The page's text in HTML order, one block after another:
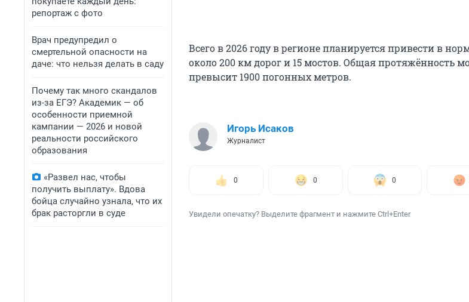
репортаж с фото
Врач предупредил о
смертельной опасности на
даче: что нельзя делать в саду
Почему так много скандалов
из-за ЕГЭ? Академик — об
особенности приемной
кампании — 2026 и новой
реальности российского
образования
«Развел нас, чтобы
получить выплату». Вдова
бойца случайно узнала, что их
брак расторгли в суде
Всего в 2026 году в регионе планируется привести в
около 200 км дорог и 15 мостов. Общая протяжённость
превысит 1900 погонных метров.
Игорь Исаков
Журналист
0 0 0
Увидели опечатку? Выделите фрагмент и нажмите Ctrl+Enter